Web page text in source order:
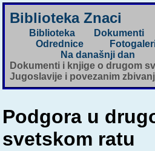
Biblioteka Znaci
Biblioteka Dokumenti
Odrednice
Na današnji dan
Dokumenti i knjige o drugom
Jugoslavije i povezanim
Podgora u
svetskom ratu